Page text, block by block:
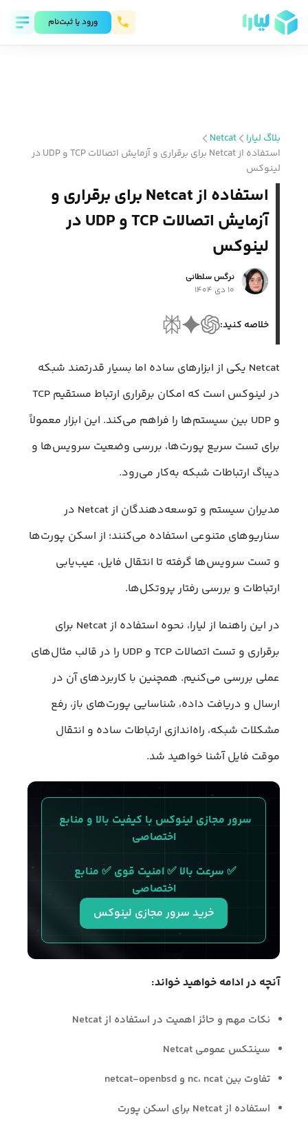
ورود يا ثبت‌نام
بلاگ لیارا
Netcat
استفاده از Netcat برای برقراری و آزمایش اتصالات TCP و UDP در
لینوکس
استفاده از Netcat برای برقراری و
آزمایش اتصالات TCP و UDP در
لینوکس
نرگس سلطانی
۱۰ دی ۱۴۰۴
خلاصه کنید:
Netcat یکی از ابزارهای ساده اما بسیار قدرتمند شبکه
در لینوکس است که امکان برقراری ارتباط مستقیم TCP
و UDP بین سیستم‌ها را فراهم می‌کند. این ابزار معمولاً
برای تست سریع پورت‌ها، بررسی وضعیت سرویس‌ها و
دیباگ ارتباطات شبکه به‌کار می‌رود.
مدیران سیستم و توسعه‌دهندگان از Netcat در
سناریوهای متنوعی استفاده می‌کنند؛ از اسکن پورت‌ها
و تست سرویس‌ها گرفته تا انتقال فایل، عیب‌یابی
ارتباطات و بررسی رفتار پروتکل‌ها.
در این راهنما از لیارا، نحوه استفاده از Netcat برای
برقراری و تست اتصالات TCP و UDP را در قالب مثال‌های
عملی بررسی می‌کنیم. همچنین با کاربردهای آن در
ارسال و دریافت داده، شناسایی پورت‌های باز، رفع
مشکلات شبکه، راه‌اندازی ارتباطات ساده و انتقال
موقت فایل آشنا خواهید شد.
سرور مجازی لینوکس با کیفیت بالا و منابع
اختصاصی
✅ سرعت بالا ✅ امنیت قوی ✅ منابع
اختصاصی
خرید سرور مجازی لینوکس
آنچه در ادامه خواهید خواند:
نکات مهم و حائز اهمیت در استفاده از Netcat
سینتکس عمومی Netcat
تفاوت بین nc، ncat و netcat-openbsd
استفاده از Netcat برای اسکن پورت